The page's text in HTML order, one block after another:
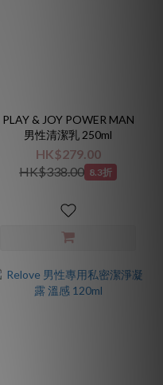
PLAY & JOY POWER MAN
男性清潔乳 250ml
HK$279.00
HK$338.00 8.3折